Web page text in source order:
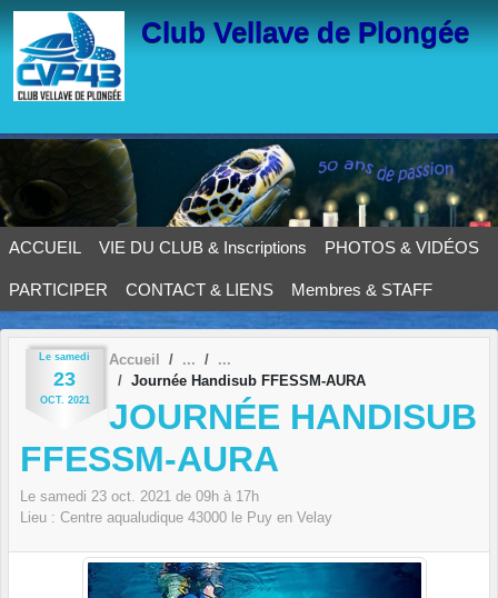
Club Vellave de Plongée
ACCUEIL VIE DU CLUB & Inscriptions PHOTOS & VIDÉOS
PARTICIPER CONTACT & LIENS Membres & STAFF
Le samedi
23
OCT. 2021
Accueil
Journée Handisub FFESSM-AURA
JOURNÉE HANDISUB
FFESSM-AURA
Le samedi 23 oct. 2021 de 09h à 17h
Lieu : Centre aqualudique 43000 le Puy en Velay
Panneau de gestion des cookies